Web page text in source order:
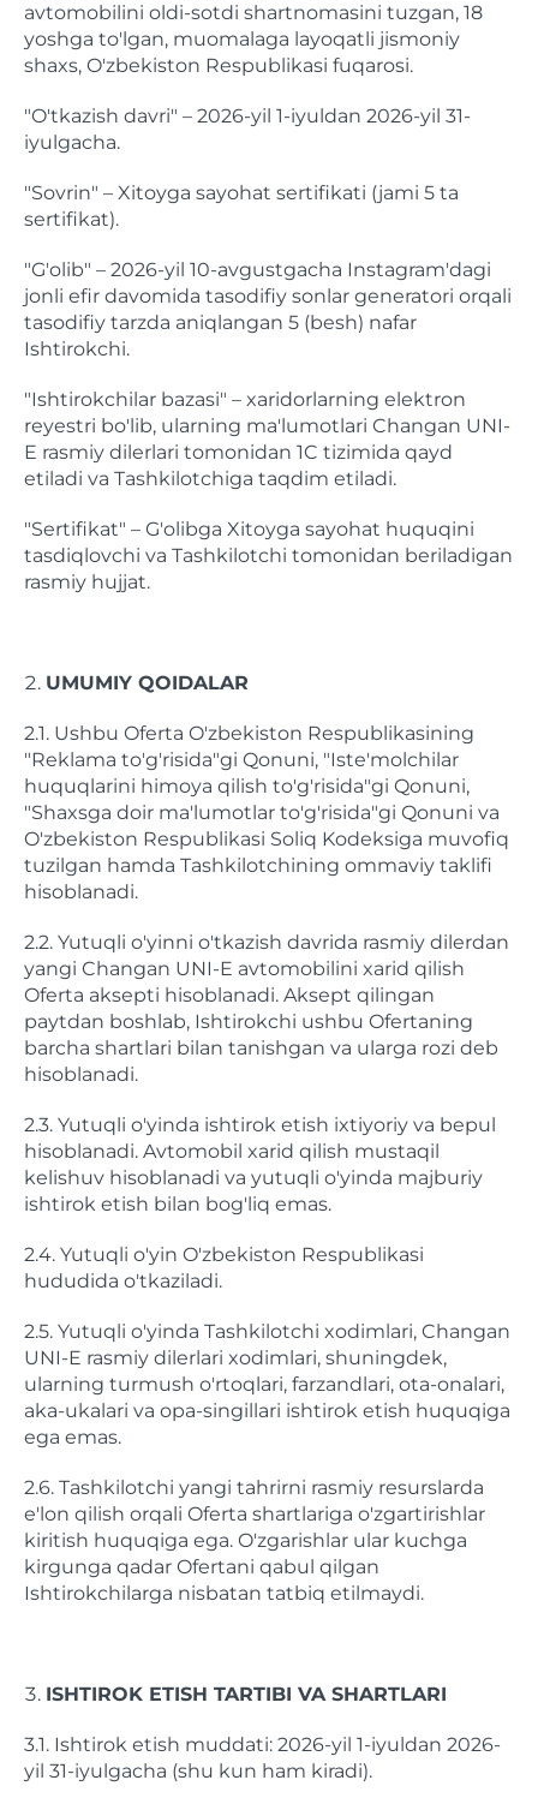
avtomobilini oldi-sotdi shartnomasini tuzgan, 18
yoshga to'lgan, muomalaga layoqatli jismoniy
shaxs, O'zbekiston Respublikasi fuqarosi.
"O'tkazish davri" – 2026-yil 1-iyuldan 2026-yil 31-
iyulgacha.
"Sovrin" – Xitoyga sayohat sertifikati (jami 5 ta
sertifikat).
"G'olib" – 2026-yil 10-avgustgacha Instagram'dagi
jonli efir davomida tasodifiy sonlar generatori orqali
tasodifiy tarzda aniqlangan 5 (besh) nafar
Ishtirokchi.
"Ishtirokchilar bazasi" – xaridorlarning elektron
reyestri bo'lib, ularning ma'lumotlari Changan UNI-
E rasmiy dilerlari tomonidan 1C tizimida qayd
etiladi va Tashkilotchiga taqdim etiladi.
"Sertifikat" – G'olibga Xitoyga sayohat huquqini
tasdiqlovchi va Tashkilotchi tomonidan beriladigan
rasmiy hujjat.
UMUMIY QOIDALAR
2.1. Ushbu Oferta O'zbekiston Respublikasining
"Reklama to'g'risida"gi Qonuni, "Iste'molchilar
huquqlarini himoya qilish to'g'risida"gi Qonuni,
"Shaxsga doir ma'lumotlar to'g'risida"gi Qonuni va
O'zbekiston Respublikasi Soliq Kodeksiga muvofiq
tuzilgan hamda Tashkilotchining ommaviy taklifi
hisoblanadi.
2.2. Yutuqli o'yinni o'tkazish davrida rasmiy dilerdan
yangi Changan UNI-E avtomobilini xarid qilish
Oferta aksepti hisoblanadi. Aksept qilingan
paytdan boshlab, Ishtirokchi ushbu Ofertaning
barcha shartlari bilan tanishgan va ularga rozi deb
hisoblanadi.
2.3. Yutuqli o'yinda ishtirok etish ixtiyoriy va bepul
hisoblanadi. Avtomobil xarid qilish mustaqil
kelishuv hisoblanadi va yutuqli o'yinda majburiy
ishtirok etish bilan bog'liq emas.
2.4. Yutuqli o'yin O'zbekiston Respublikasi
hududida o'tkaziladi.
2.5. Yutuqli o'yinda Tashkilotchi xodimlari, Changan
UNI-E rasmiy dilerlari xodimlari, shuningdek,
ularning turmush o'rtoqlari, farzandlari, ota-onalari,
aka-ukalari va opa-singillari ishtirok etish huquqiga
ega emas.
2.6. Tashkilotchi yangi tahrirni rasmiy resurslarda
e'lon qilish orqali Oferta shartlariga o'zgartirishlar
kiritish huquqiga ega. O'zgarishlar ular kuchga
kirgunga qadar Ofertani qabul qilgan
Ishtirokchilarga nisbatan tatbiq etilmaydi.
ISHTIROK ETISH TARTIBI VA SHARTLARI
3.1. Ishtirok etish muddati: 2026-yil 1-iyuldan 2026-
yil 31-iyulgacha (shu kun ham kiradi).